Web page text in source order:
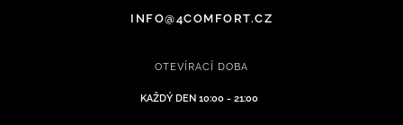
INFO@4COMFORT.CZ
OTEVÍRACÍ DOBA
KAŽDÝ DEN 10:00 - 21:00